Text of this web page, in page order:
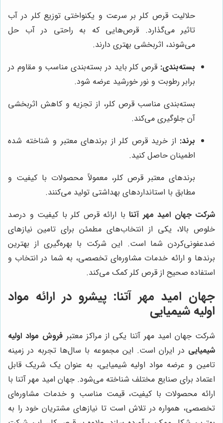
حلالیت قرص کلر بر سرعت و یکنواختی توزیع کلر در آب
تاثیر می‌گذارد. قرص‌هایی که به راحتی در آب حل
می‌شوند، اثربخشی بهتری دارند.
بسته‌بندی: قرص کلر باید در بسته‌بندی مناسب و مقاوم در
برابر رطوبت و نور خورشید عرضه شود.
بسته‌بندی مناسب قرص کلر، از تجزیه و کاهش اثربخشی
آن جلوگیری می‌کند.
برند: از خرید قرص کلر از برندهای معتبر و شناخته شده
اطمینان حاصل کنید.
برندهای معتبر قرص کلر، معمولاً محصولات با کیفیت و
مطابق با استانداردهای بهداشتی تولید می‌کنند.
شرکت جهان امید مهر آتنا با ارائه قرص کلر با کیفیت و درصد
خلوص بالا، یکی از انتخاب‌های مطمئن برای تامین نیازهای
ضدعفونی‌کردن شما است. این شرکت با بهره‌گیری از بهترین
برندها و ارائه خدمات مشاوره‌ای تخصصی، به شما در انتخاب و
استفاده صحیح از قرص کلر کمک می‌کند.
جهان امید مهر آتنا: پیشرو در ارائه مواد
اولیه شیمیایی
شرکت جهان امید مهر آتنا یکی از مراکز معتبرفروش مواد اولیه
شیمیایی در ایران است. این مجموعه با سال‌ها تجربه در زمینه
تامین و عرضه مواد اولیه شیمیایی، به عنوان یک شریک قابل
اعتماد برای صنایع مختلف شناخته می‌شود. جهان امید مهر آتنا با
ارائه محصولات با کیفیت، قیمت مناسب و خدمات مشاوره‌ای
تخصصی، همواره در تلاش است تا نیازهای مشتریان خود را به